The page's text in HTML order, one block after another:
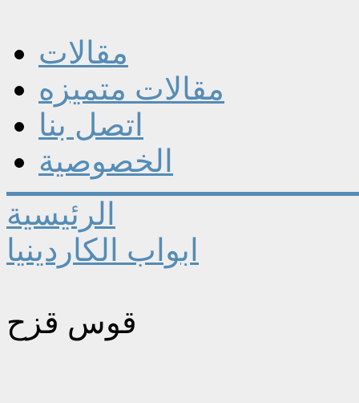
مقالات
مقالات متميزه
اتصل بنا
الخصوصية
الرئيسية
ابواب الكاردينيا
قوس قزح